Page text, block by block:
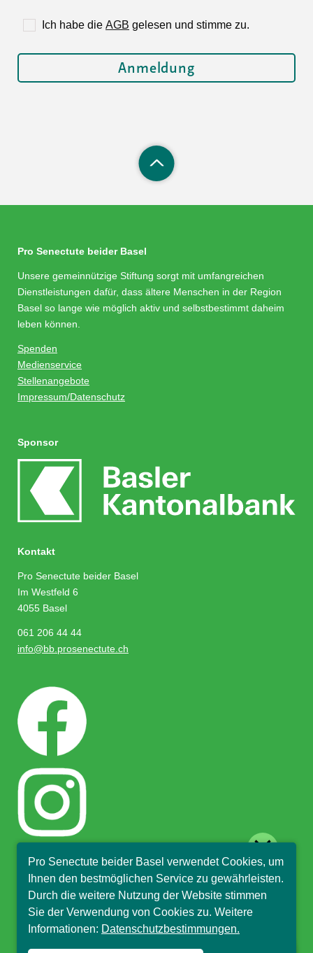
Ich habe die AGB gelesen und stimme zu.
Pro Senectute beider Basel
Unsere gemeinnützige Stiftung sorgt mit umfangreichen
Dienstleistungen dafür, dass ältere Menschen in der Region
Basel so lange wie möglich aktiv und selbstbestimmt daheim
leben können.
Spenden
Medienservice
Stellenangebote
Impressum/Datenschutz
Sponsor
Kontakt
Pro Senectute beider Basel
Im Westfeld 6
4055 Basel
061 206 44 44
info@bb.prosenectute.ch
© Pro Senectute beider Basel, 2018
Pro Senectute beider Basel verwendet Cookies, um
Ihnen den bestmöglichen Service zu gewährleisten.
Durch die weitere Nutzung der Website stimmen
Sie der Verwendung von Cookies zu. Weitere
Informationen: Datenschutzbestimmungen.
Hallo, ich bin Sophia und
beantworte gerne Ihre
Fragen.
close